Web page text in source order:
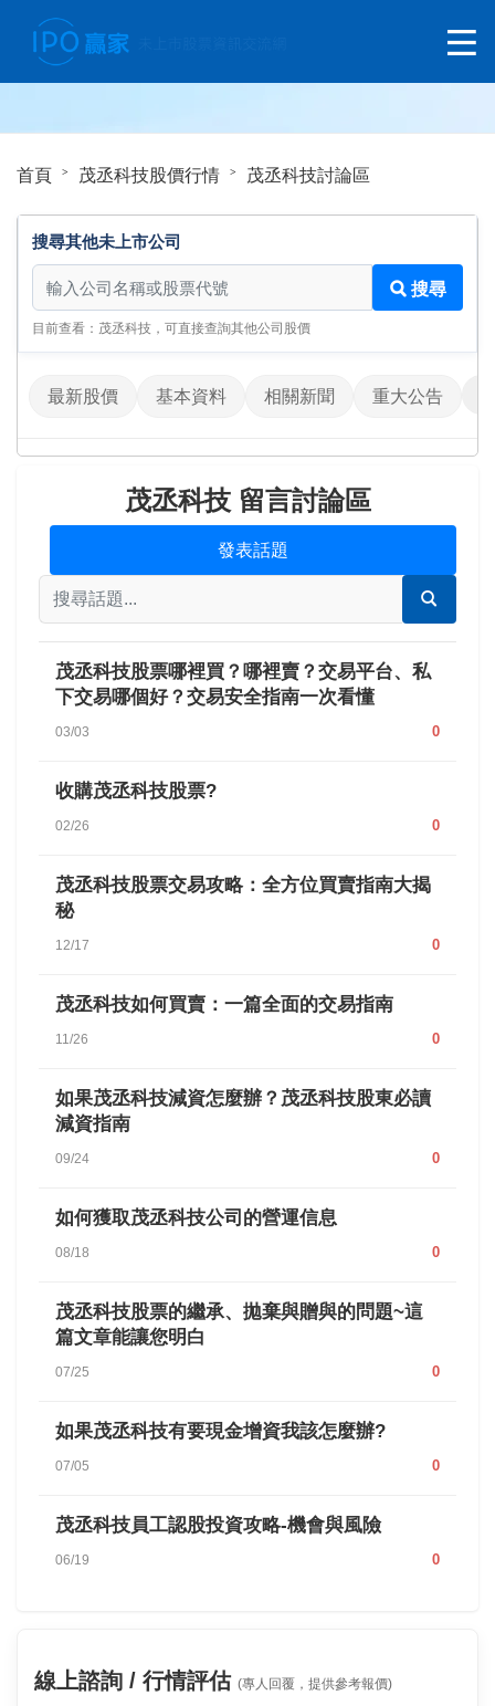
首頁 茂丞科技股價行情 茂丞科技討論區
搜尋其他未上市公司
搜尋其他未上市公司
搜尋
目前查看：茂丞科技，可直接查詢其他公司股價
最新股價 基本資料 相關新聞 重大公告
茂丞科技 留言討論區
發表話題
茂丞科技股票哪裡買？哪裡賣？交易平台、私
下交易哪個好？交易安全指南一次看懂
03/03 0
收購茂丞科技股票?
02/26 0
茂丞科技股票交易攻略：全方位買賣指南大揭
秘
12/17 0
茂丞科技如何買賣：一篇全面的交易指南
11/26 0
如果茂丞科技減資怎麼辦？茂丞科技股東必讀
減資指南
09/24 0
如何獲取茂丞科技公司的營運信息
08/18 0
茂丞科技股票的繼承、拋棄與贈與的問題~這
篇文章能讓您明白
07/25 0
如果茂丞科技有要現金增資我該怎麼辦?
07/05 0
茂丞科技員工認股投資攻略-機會與風險
06/19 0
線上諮詢 / 行情評估 (專人回覆，提供參考報價)